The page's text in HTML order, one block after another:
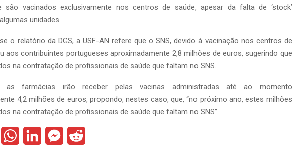
são vacinados exclusivamente nos centros de saúde, apesar da falta de ‘stock’
unidades.
o relatório da DGS, a USF-AN refere que o SNS, devido à vacinação nos centros de
aos contribuintes portugueses aproximadamente 2,8 milhões de euros, sugerindo que
na contratação de profissionais de saúde que faltam no SNS.
as farmácias irão receber pelas vacinas administradas até ao momento
4,2 milhões de euros, propondo, nestes caso, que, “no próximo ano, estes milhões
na contratação de profissionais de saúde que faltam no SNS”.
W
M